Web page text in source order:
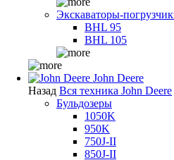
Экскаваторы-
BHL 95
BHL 105
John Deere
Назад Вся техника John Deere
Бульдозеры
1050K
950K
750J-II
850J-II